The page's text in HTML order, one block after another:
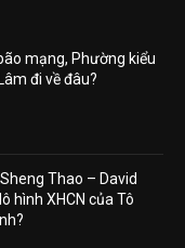
mạng, Phường kiểu
đi về đâu?
Thao – David
hình XHCN của Tô